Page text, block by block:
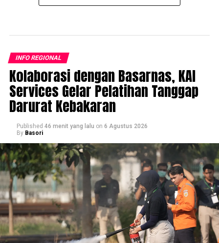
INFO REGIONAL
Kolaborasi dengan Basarnas, KAI
Services Gelar Pelatihan Tanggap
Darurat Kebakaran
Published 46 menit yang lalu on 6 Agustus 2026
By Basori